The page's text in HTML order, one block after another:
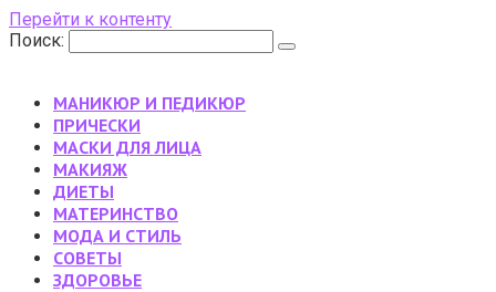
Перейти к контенту
Поиск:
МАНИКЮР И ПЕДИКЮР
ПРИЧЕСКИ
МАСКИ ДЛЯ ЛИЦА
МАКИЯЖ
ДИЕТЫ
МАТЕРИНСТВО
МОДА И СТИЛЬ
CОВЕТЫ
ЗДОРОВЬЕ